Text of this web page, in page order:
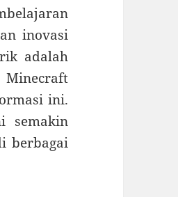
inovasi
adalah
ini.
semakin
berbagai